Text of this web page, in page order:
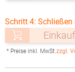
Schritt 4: Schließen
* Preise inkl. MwSt.zzgl.